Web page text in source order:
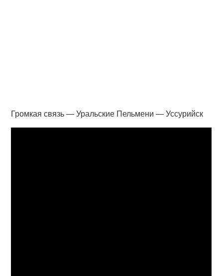
Громкая связь — Уральские Пельмени — Уссурийск